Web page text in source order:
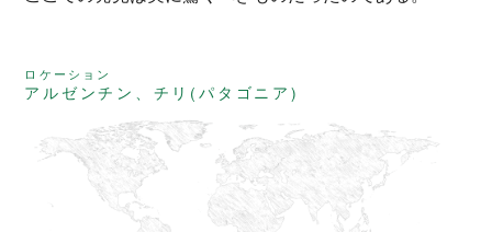
ロケーション
アルゼンチン、チリ(パタゴニア)